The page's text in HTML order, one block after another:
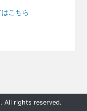
こちら
All rights reserved.